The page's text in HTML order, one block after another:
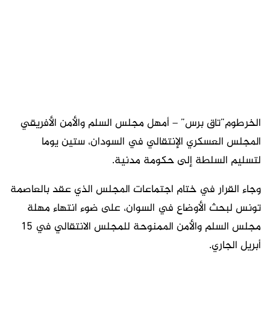
الخرطوم”تاق برس” – أمهل مجلس السلم والأمن الأفريقي
المجلس العسكري الإنتقالي في السودان، ستين يوما
لتسليم السلطة إلى حكومة مدنية.
وجاء القرار في ختام اجتماعات المجلس الذي عقد بالعاصمة
تونس لبحث الأوضاع في السوان، على ضوء انتهاء مهلة
مجلس السلم والأمن الممنوحة للمجلس الانتقالي في 15
أبريل الجاري.